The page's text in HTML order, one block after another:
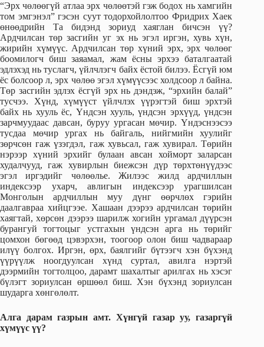
“Эрх чөлөөгүй атлаа эрх чөлөөтэй гэж бодох нь хамгийн
том эмгэнэл” гэсэн суут тодорхойлолтоо Фридрих Хаек
өнөөдрийн Та бидэнд зориуд хаяглан бичсэн үү?
Ардчилсан төр засгийн уг эх нь эгэл иргэн, хувь хүн,
жирийн хүмүүс. Ардчилсан төр хүний эрх, эрх чөлөөг
боомилогч биш заяамал, жам ёсны эрхээ баталгаатай
эдлэхэд нь туслагч, үйлчлэгч байх ёстой билээ. Ёсгүй юм
ёс болсоор л, эрх чөлөө эгэл хүмүүсээс холдсоор л байна.
Төр засгийн эдлэх ёсгүй эрх нь дэндэж, “эрхийн балай”
тусчээ. Хүнд, хүмүүст үйлчлэх үүрэгтэй биш эрхтэй
байх нь хууль ёс, Үндсэн хууль, үндсэн эрхүүд, үндсэн
зарчмуудаас давсан, буруу ургасан мөчир. Үндэснээсээ
тусдаа мөчир ургах нь байгаль, нийгмийн хуулийг
зөрчсөн гаж үзэгдэл, гаж хувьсал, гаж хувирал. Төрийн
нэрээр хүний эрхийг булаан авсан хойморт заларсан
худалчууд, гаж хувирлын биежсэн дүр төрхтөнүүдээс
эгэл иргэдийг чөлөөлье. Жилээс жилд ардчиллын
индексээр ухарч, авлигын индексээр урагшилсан
Монголын ардчиллын муу дүнг өөрчлөх гэрийн
даалгавраа хийцгээе. Хашаан дээрээ ардчилсан төрийн
хаягтай, хөрсөн дээрээ шарилж хогийн ургамал дүүрсэн
бурангуй тогтоцыг устгахын үндсэн арга нь төрийг
цомхон бөгөөд цэвэрхэн, тоогоор олон биш чадвараар
илүү болгох. Иргэн, өрх, баялгийг бүтээгч хэн бүхэнд
үүрүүлж ноогдуулсан хүнд суртал, авилга нэртэй
дээрмийн тогтолцоо, дарамт шахалтыг арилгах нь хэсэг
бүлэгт зориулсан өршөөл биш. Хэн бүхэнд зориулсан
шударга хөнгөлөлт.
Алга дарам газрын амт. Хүнгүй газар уу, газаргүй
хүмүүс үү?